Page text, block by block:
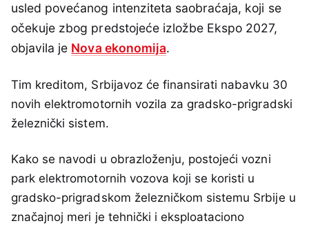
usled povećanog intenziteta saobraćaja, koji se
očekuje zbog predstojeće izložbe Ekspo 2027,
objavila je Nova ekonomija.
Tim kreditom, Srbijavoz će finansirati nabavku 30
novih elektromotornih vozila za gradsko-prigradski
železnički sistem.
Kako se navodi u obrazloženju, postojeći vozni
park elektromotornih vozova koji se koristi u
gradsko-prigradskom železničkom sistemu Srbije u
značajnoj meri je tehnički i eksploataciono